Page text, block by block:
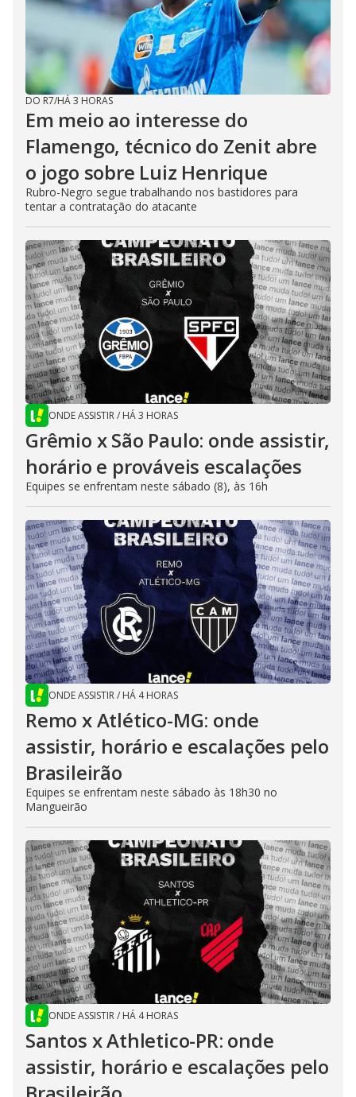
DO R7/HÁ 3 HORAS
Em meio ao interesse do
Flamengo, técnico do Zenit abre
o jogo sobre Luiz Henrique
Rubro-Negro segue trabalhando nos bastidores para
tentar a contratação do atacante
ONDE ASSISTIR/ HÁ 3 HORAS
Grêmio x São Paulo: onde assistir,
horário e prováveis escalações
Equipes se enfrentam neste sábado (8), às 16h
ONDE ASSISTIR/ HÁ 4 HORAS
Remo x Atlético-MG: onde
assistir, horário e escalações pelo
Brasileirão
Equipes se enfrentam neste sábado às 18h30 no
Mangueirão
ONDE ASSISTIR/ HÁ 4 HORAS
Santos x Athletico-PR: onde
assistir, horário e escalações pelo